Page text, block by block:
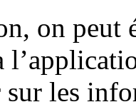
on peut
sur les